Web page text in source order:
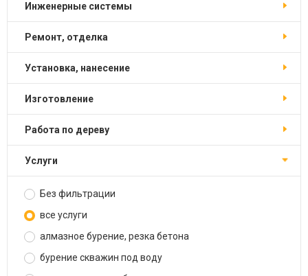
инженерные системы
ремонт, отделка
установка, нанесение
изготовление
работа по дереву
услуги
Без фильтрации
все услуги
алмазное бурение, резка бетона
бурение скважин под воду